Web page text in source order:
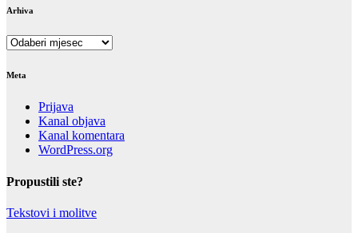
Arhiva
Arhiva
Meta
Prijava
Kanal objava
Kanal komentara
WordPress.org
Propustili ste?
Tekstovi i molitve